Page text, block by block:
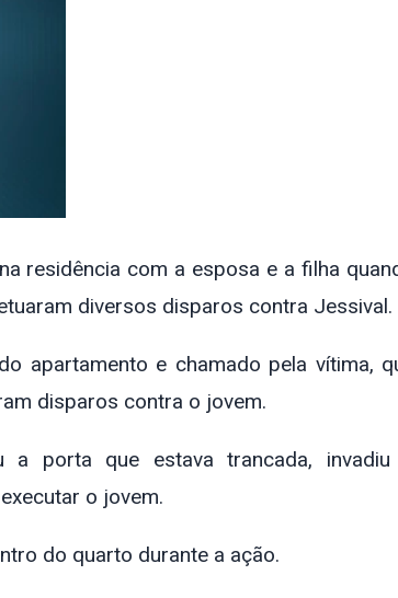
residência com a esposa e a filha
diversos disparos contra Jessival.
apartamento e chamado pela vítima,
disparos contra o jovem.
porta que estava trancada,
o jovem.
do quarto durante a ação.